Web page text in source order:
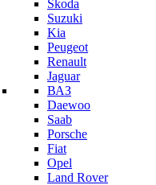
Skoda
Suzuki
Kia
Peugeot
Renault
Jaguar
ВАЗ
Daewoo
Saab
Porsche
Fiat
Opel
Land Rover